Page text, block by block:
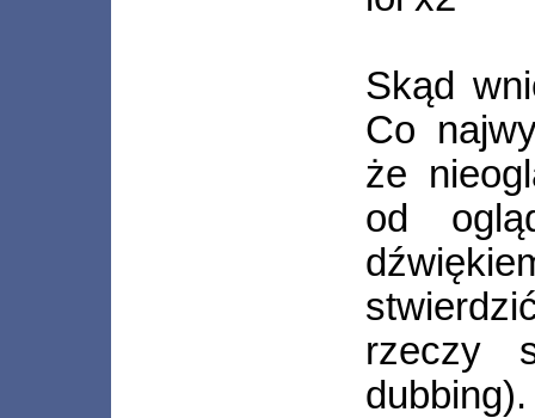
Skąd
Co
że
od
rzeczy
dubbing).